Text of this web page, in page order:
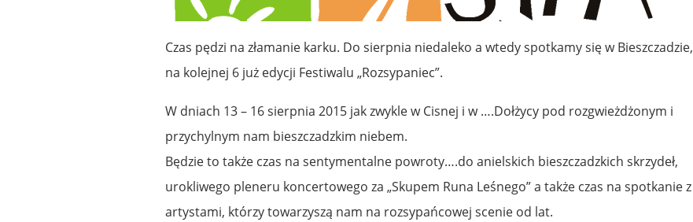
Czas pędzi na złamanie karku. Do sierpnia niedaleko a wtedy spotkamy się w Bieszczadzie,
na kolejnej 6 już edycji Festiwalu „Rozsypaniec”.
W dniach 13 – 16 sierpnia 2015 jak zwykle w Cisnej i w ….Dołżycy pod rozgwieżdżonym i
przychylnym nam bieszczadzkim niebem.
Będzie to także czas na sentymentalne powroty….do anielskich bieszczadzkich skrzydeł,
urokliwego pleneru koncertowego za „Skupem Runa Leśnego” a także czas na spotkanie z
artystami, którzy towarzyszą nam na rozsypańcowej scenie od lat.